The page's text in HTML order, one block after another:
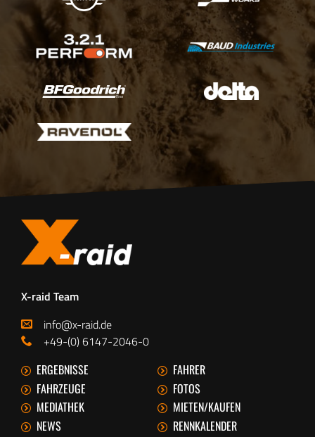
X-raid Team
info@x-raid.de
+49-(0) 6147-2046-0
ERGEBNISSE
FAHRER
FAHRZEUGE
FOTOS
MEDIATHEK
MIETEN/KAUFEN
NEWS
RENNKALENDER